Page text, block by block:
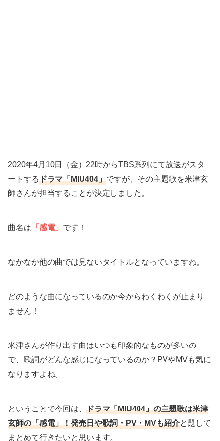
2020年4月10日（金）22時からTBS系列にて放送がスタ
ートするドラマ「MIU404」ですが、その主題歌を米津玄
師さんが担当することが決定しました。
曲名は 「感電」 です！
なかなか他の曲では見ないタイトルとなっていますね。
どのような曲になっているのか今からわくわくが止まり
ません！
米津さんが作り出す曲はいつも印象的なものが多いの
で、歌詞がどんな感じになっているのか？PVやMVも気に
なりますよね。
ということで今回は、ドラマ「MIU404」の主題歌は米津
玄師の「感電」！発売日や歌詞・PV・MVも紹介と題して
まとめて行きたいと思います。